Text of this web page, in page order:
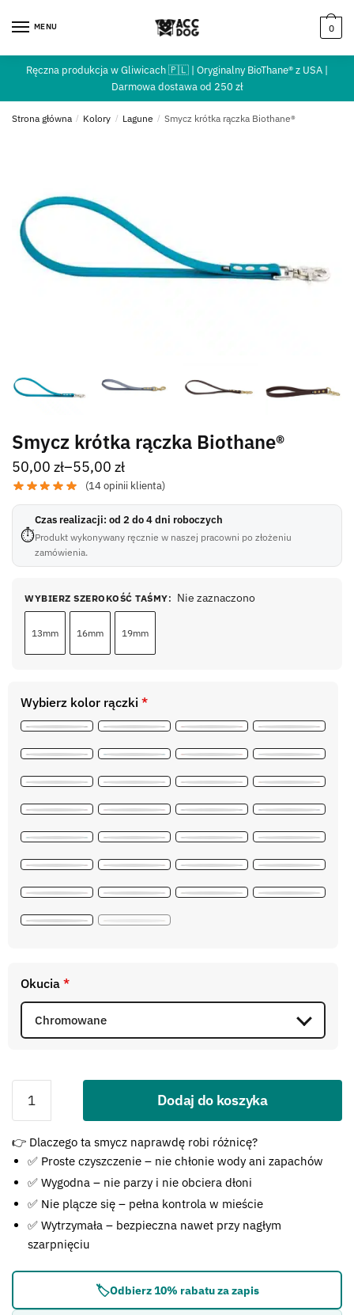
MENU 0
Ręczna produkcja w Gliwicach 🇵🇱 | Oryginalny BioThane® z USA |
Darmowa dostawa od 250 zł
Strona główna / Kolory / Lagune / Smycz krótka rączka Biothane®
Smycz krótka rączka Biothane®
50,00 zł–55,00 zł
(14opinii klienta)
⏱
Czas realizacji: od 2 do 4 dni roboczych
Produkt wykonywany ręcznie w naszej pracowni po złożeniu
zamówienia.
WYBIERZ SZEROKOŚĆ TAŚMY: Nie zaznaczono
13mm 16mm 19mm
Wybierz kolor rączki *
Okucia *
Dodaj do koszyka
Błąd:Brak formularza kontaktowego.
👉 Dlaczego ta smycz naprawdę robi różnicę?
✅ Proste czyszczenie – nie chłonie wody ani zapachów
✅ Wygodna – nie parzy i nie obciera dłoni
✅ Nie plącze się – pełna kontrola w mieście
✅ Wytrzymała – bezpieczna nawet przy nagłym
szarpnięciu
🏷️Odbierz 10% rabatu za zapis